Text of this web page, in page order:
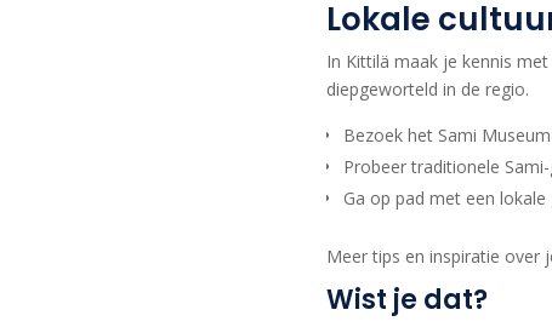
Lokale
In Kittilä maak je kennis
diepgeworteld in de regio.
Bezoek het Sami
Probeer traditionele
Ga op pad met een
Meer tips en inspiratie over
Wist je dat?